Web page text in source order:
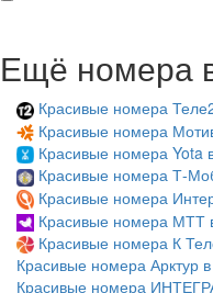
Ещё номера
Красивые номера
Красивые номера
Красивые номера Yota
Красивые номера Т-
Красивые номера
Красивые номера МТТ
Красивые номера К
Красивые номера Арктур
Красивые номера